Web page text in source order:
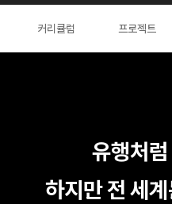
커리큘럼 프로젝트
유행처
하지만 전 세